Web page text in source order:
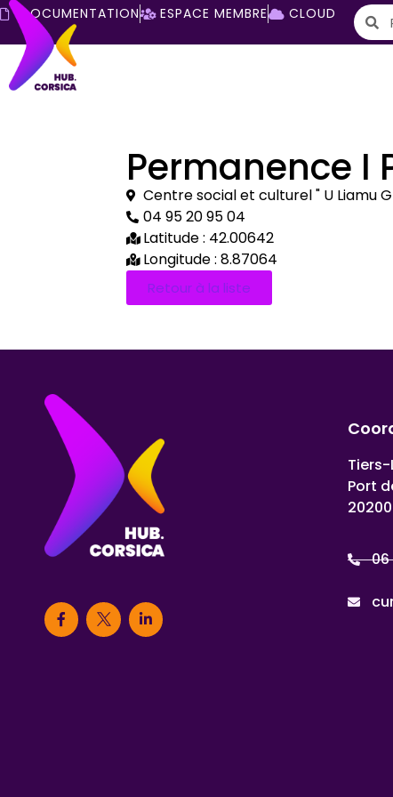
DOCUMENTATION ESPACE MEMBRE CLOUD
Permanence I
Centre social et culturel " U Liamu
04 95 20 95 04
Latitude : 42.00642
Longitude : 8.87064
Retour à la liste
Tiers-
Port
06